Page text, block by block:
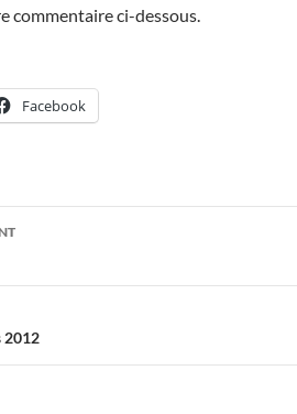
commentaire ci-dessous.
Facebook
2012